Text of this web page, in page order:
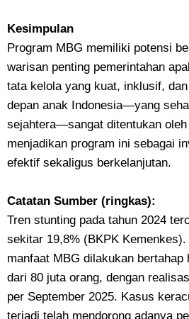
Kesimpulan
Program MBG memiliki potensi
warisan penting pemerintahan
tata kelola yang kuat, inklusif,
depan anak Indonesia—yang
sejahtera—sangat ditentukan
menjadikan program ini sebagai
efektif sekaligus berkelanjutan.
Catatan Sumber (ringkas):
Tren stunting pada tahun 2024
sekitar 19,8% (BKPK Kemenkes).
manfaat MBG dilakukan bertahap
dari 80 juta orang, dengan
per September 2025. Kasus
terjadi telah mendorong adanya